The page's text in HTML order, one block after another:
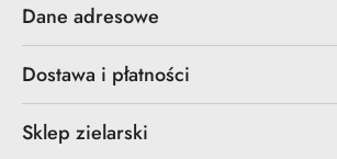
Dane adresowe
Dostawa i płatności
Sklep zielarski